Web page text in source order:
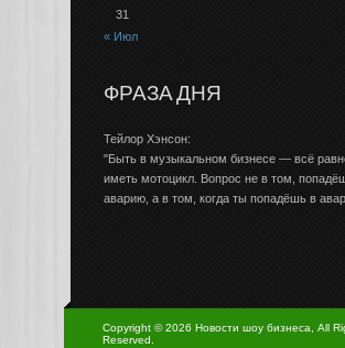
31
« Июл
ФРАЗА ДНЯ
Тейлор Хэнсон:
"Быть в музыкальном бизнесе — всё
иметь мотоцикл. Вопрос не в том,
аварию, а в том, когда ты попадёшь в
Copyright © 2026 Новости шоу бизнеса, All
Reserved.